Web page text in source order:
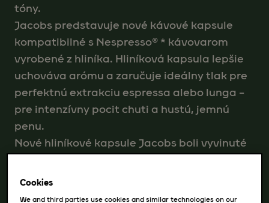
tóny.
Jacobs predstavuje nové kávové kapsule
kompatibilné s Nespresso® * kávovarom
vyrobené z hliníka. Hliníková kapsula lepšie
uchováva arómu a zaručuje ideálny tlak pre
perfektnú extrakciu espressa alebo lunga –
pre intenzívny pocit chuti a hustú, jemnú
penu.
Nové hliníkové kapsule Jacobs boli vyvinuté
kvalitné hliníkové kávové kapsule umožňujú
Cookies
We and third parties use cookies and similar technologies on our